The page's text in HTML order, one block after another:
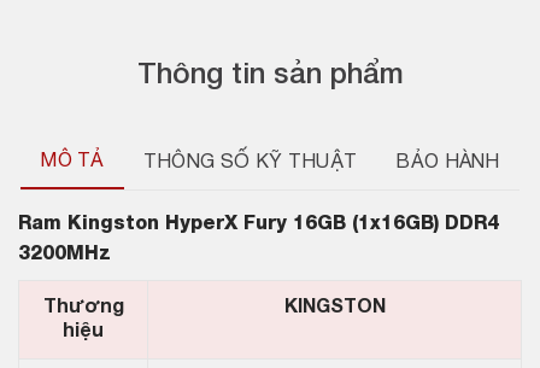
Thông tin sản phẩm
MÔ TẢ THÔNG SỐ KỸ THUẬT BẢO HÀNH
Ram Kingston HyperX Fury 16GB (1x16GB) DDR4
3200MHz
Thương
hiệu
KINGSTON